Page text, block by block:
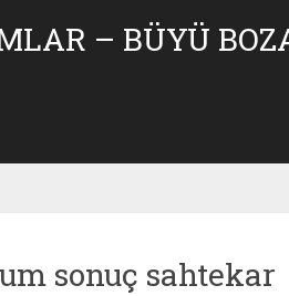
– BÜYÜ
sonuç sahtekar